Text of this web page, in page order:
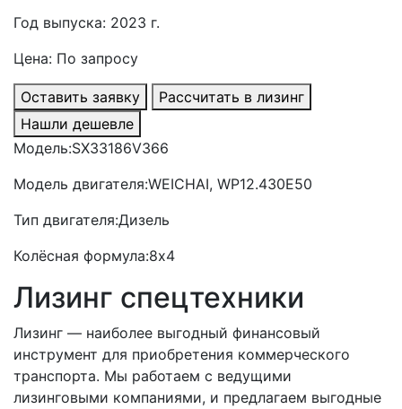
Год выпуска: 2023 г.
Цена: По запросу
Оставить заявку
Рассчитать в лизинг
Нашли дешевле
Модель:SX33186V366
Модель двигателя:WEICHAI, WP12.430E50
Тип двигателя:Дизель
Колёсная формула:8x4
Лизинг спецтехники
Лизинг — наиболее выгодный финансовый
инструмент для приобретения коммерческого
транспорта. Мы работаем с ведущими
лизинговыми компаниями, и предлагаем выгодные